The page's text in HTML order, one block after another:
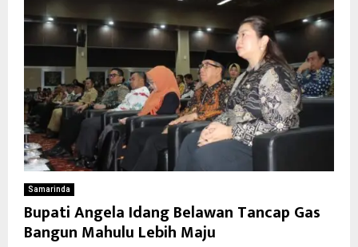
Samarinda
Bupati Angela Idang Belawan Tancap Gas
Bangun Mahulu Lebih Maju